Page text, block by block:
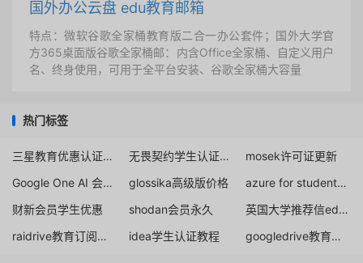
国外办公云盘 edu教育邮箱
特点：微软谷歌全家桶教育版二合一办公套件；国外大学官
方365桌面版谷歌全家桶邮：内含Office全家桶、自定义用户
名、终身使用，可用于全平台安装、谷歌全家桶大容量
热门标签
三星教育优惠认证方法 无畏契约学生认证认证微信
mosek许可证更新
Google One AI 会员15个月免费送
glossika高级版价格
azure for students 教育邮箱
财新会员学生优惠
shodan会员永久
英国大学推荐信edu邮箱免费获取
raidrive教育订阅免费获取
idea学生认证教程 googledrive教育版政策